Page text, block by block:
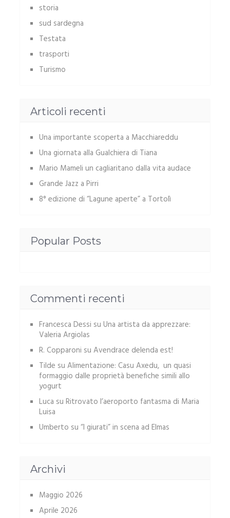
storia
sud sardegna
Testata
trasporti
Turismo
Articoli recenti
Una importante scoperta a Macchiareddu
Una giornata alla Gualchiera di Tiana
Mario Mameli un cagliaritano dalla vita audace
Grande Jazz a Pirri
8° edizione di “Lagune aperte” a Tortolì
Popular Posts
Commenti recenti
Francesca Dessi su Una artista da apprezzare:
Valeria Argiolas
R. Copparoni su Avendrace delenda est!
Tilde su Alimentazione: Casu Axedu, un quasi
formaggio dalle proprietà benefiche simili allo
yogurt
Luca su Ritrovato l’aeroporto fantasma di Maria
Luisa
Umberto su “I giurati” in scena ad Elmas
Archivi
Maggio 2026
Aprile 2026